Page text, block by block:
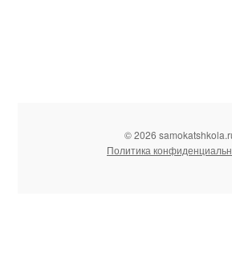
© 2026
Политика